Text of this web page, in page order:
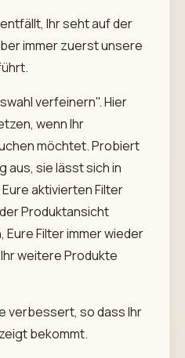
Ihr seht auf der
immer zuerst unsere
verfeinern". Hier
wenn Ihr
möchtet. Probiert
aus, sie lässt sich in
aktivierten Filter
Produktansicht
Filter immer wieder
weitere Produkte
verbessert, so dass Ihr
bekommt.